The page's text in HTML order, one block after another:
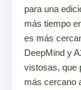
para una
más tiempo
es más
DeepMind y
vistosas, que
más cercano